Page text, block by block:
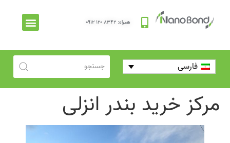
همراه: ۸۳۴۲ ۱۲۰ ۰۹۱۲
فارسی
مرکز خرید بندر انزلی